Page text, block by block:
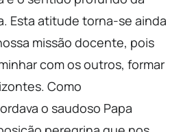
Esta atitude torna-se ainda
missão docente, pois
com os outros, formar
Como
o saudoso Papa